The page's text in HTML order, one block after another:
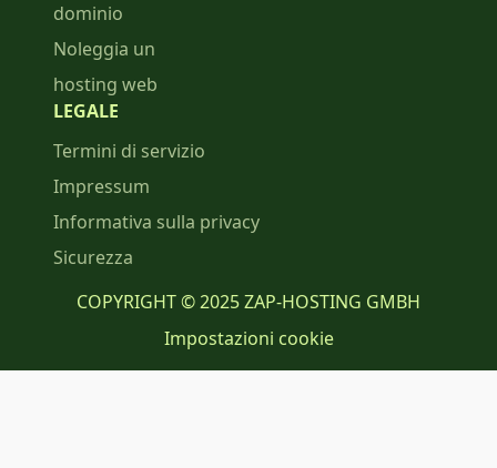
dominio
Noleggia un
hosting web
LEGALE
Termini di servizio
Impressum
Informativa sulla privacy
Sicurezza
COPYRIGHT © 2025 ZAP-HOSTING GMBH
Impostazioni cookie